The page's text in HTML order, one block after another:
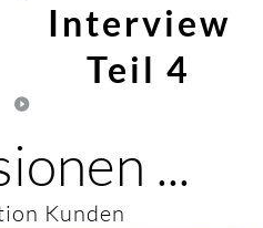
Interview
Teil 4
...
Kunden